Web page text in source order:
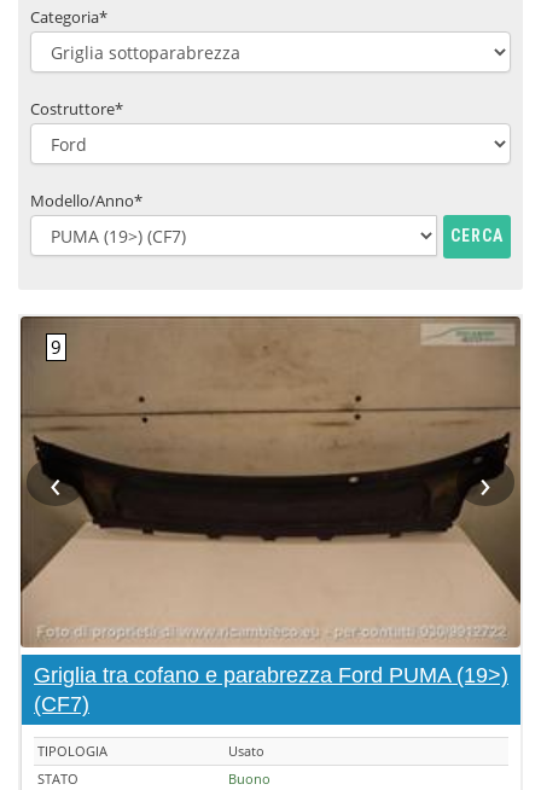
Categoria*
Costruttore*
Modello/Anno*
CERCA
‹ ›
Griglia tra cofano e parabrezza Ford PUMA (19>)
(CF7)
TIPOLOGIA
Usato
STATO
Buono